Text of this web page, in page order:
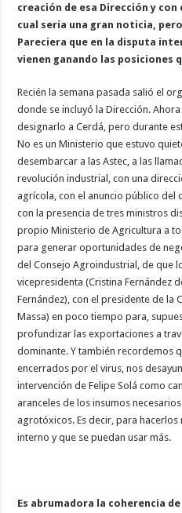
creación de esa Dirección y
cual sería una gran noticia,
Pareciera que en la disputa
vienen ganando las posiciones
Recién la semana pasada salió el
donde se incluyó la Dirección.
designarlo a Cerdá, pero durante
No es un Ministerio que estuvo
desembarcar a las Astec, a las
revolución industrial, con una
agrícola, con el anuncio público del
con la presencia de tres ministros
propio Ministerio de Agricultura a
para generar oportunidades de
del Consejo Agroindustrial, de que
vicepresidenta (Cristina Fernández
Fernández), con el presidente de la
Massa) en poco tiempo para,
profundizar las exportaciones a
dominante. Y también recordemos
encerrados por el virus, nos
intervención de Felipe Solá como
aranceles de los insumos
agrotóxicos. Es decir, para
interno y que se puedan usar más.
Es abrumadora la coherencia